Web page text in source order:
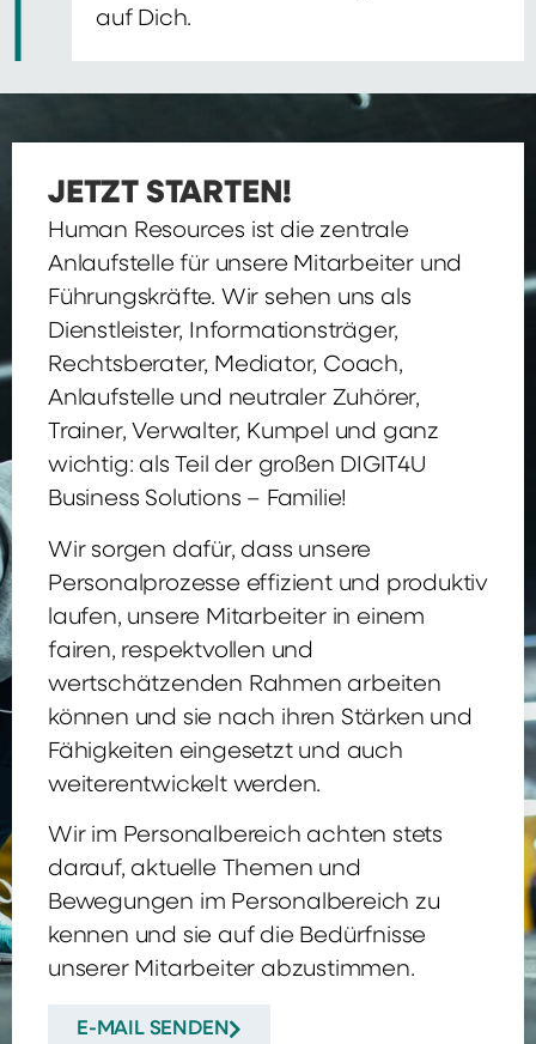
auf Dich.
JETZT STARTEN!
Human Resources ist die zentrale
Anlaufstelle für unsere Mitarbeiter und
Führungskräfte. Wir sehen uns als
Dienstleister, Informationsträger,
Rechtsberater, Mediator, Coach,
Anlaufstelle und neutraler Zuhörer,
Trainer, Verwalter, Kumpel und ganz
wichtig: als Teil der großen DIGIT4U
Business Solutions – Familie!
Wir sorgen dafür, dass unsere
Personalprozesse effizient und produktiv
laufen, unsere Mitarbeiter in einem
fairen, respektvollen und
wertschätzenden Rahmen arbeiten
können und sie nach ihren Stärken und
Fähigkeiten eingesetzt und auch
weiterentwickelt werden.
Wir im Personalbereich achten stets
darauf, aktuelle Themen und
Bewegungen im Personalbereich zu
kennen und sie auf die Bedürfnisse
unserer Mitarbeiter abzustimmen.
E-MAIL SENDEN